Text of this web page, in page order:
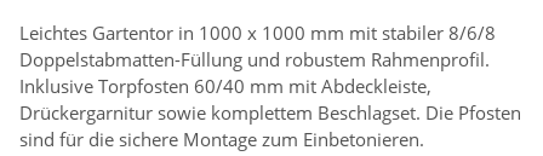
Leichtes Gartentor in 1000 x 1000 mm mit stabiler 8/6/8
Doppelstabmatten-Füllung und robustem Rahmenprofil.
Inklusive Torpfosten 60/40 mm mit Abdeckleiste,
Drückergarnitur sowie komplettem Beschlagset. Die Pfosten
sind für die sichere Montage zum Einbetonieren.